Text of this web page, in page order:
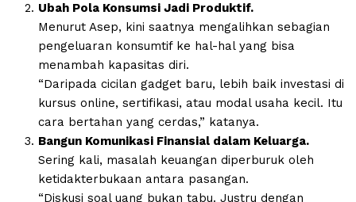
Ubah Pola Konsumsi Jadi Produktif.
Menurut Asep, kini saatnya mengalihkan sebagian
pengeluaran konsumtif ke hal-hal yang bisa
menambah kapasitas diri.
“Daripada cicilan gadget baru, lebih baik investasi di
kursus online, sertifikasi, atau modal usaha kecil. Itu
cara bertahan yang cerdas,” katanya.
Bangun Komunikasi Finansial dalam Keluarga.
Sering kali, masalah keuangan diperburuk oleh
ketidakterbukaan antara pasangan.
“Diskusi soal uang bukan tabu. Justru dengan